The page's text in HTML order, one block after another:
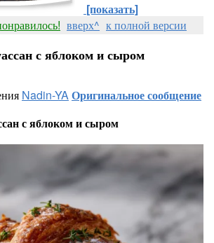
[показать]
вверх^ к полной версии
с яблоком и сыром
Nadin-YAОригинальное сообщение
с яблоком и сыром